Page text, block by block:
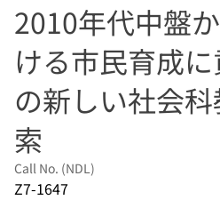
2010年代中盤
ける市民育成
の新しい社会
索
Call No. (NDL)
Z7-1647